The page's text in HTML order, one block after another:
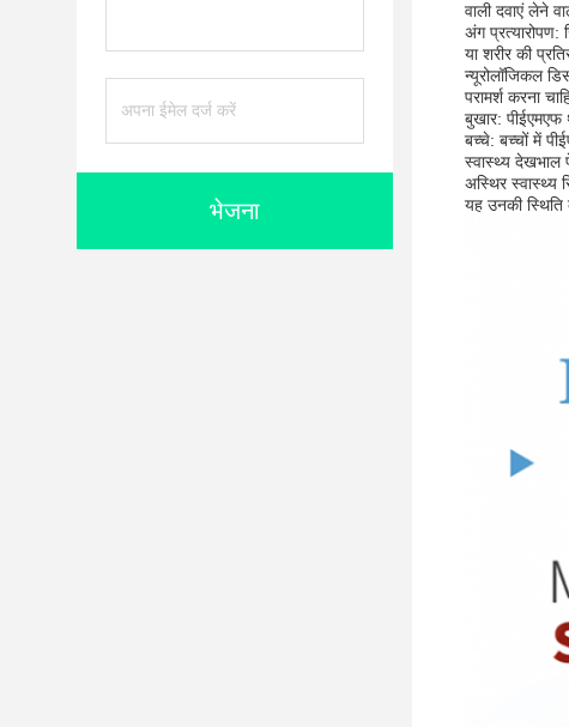
भेजना
वाली दवाएं लेने
अंग प्रत्यारोपण:
या शरीर की
न्यूरोलॉजिकल
परामर्श करना
बुखार: पीईएमएफ
बच्चे: बच्चों में
स्वास्थ्य देखभाल
अस्थिर स्वास्थ्य
यह उनकी स्थिति